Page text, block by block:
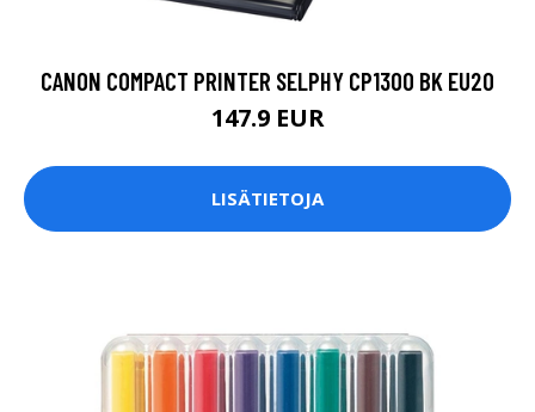
CANON COMPACT PRINTER SELPHY CP1300 BK EU20
147.9 EUR
LISÄTIETOJA